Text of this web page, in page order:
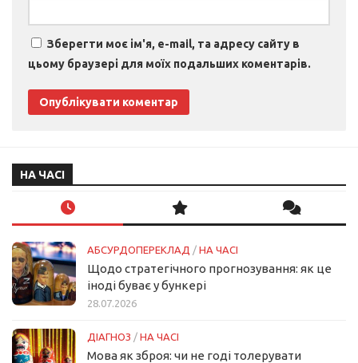
Зберегти моє ім'я, e-mail, та адресу сайту в
цьому браузері для моїх подальших коментарів.
НА ЧАСІ
АБСУРДОПЕРЕКЛАД / НА ЧАСІ
Щодо стратегічного прогнозування: як це
іноді буває у бункері
28.07.2026
ДІАГНОЗ / НА ЧАСІ
Мова як зброя: чи не годі толерувати